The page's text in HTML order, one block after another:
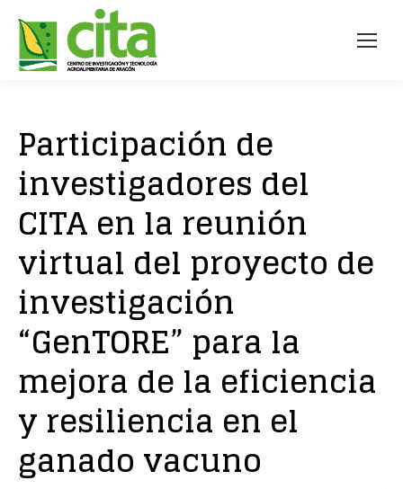
Participación de
investigadores del
CITA en la reunión
virtual del proyecto de
investigación
“GenTORE” para la
mejora de la eficiencia
y resiliencia en el
ganado vacuno